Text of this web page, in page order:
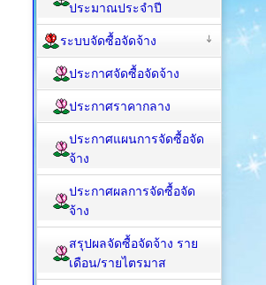
ประมาณประจำปี
ระบบจัดซื้อจัดจ้าง
ประกาศจัดซื้อจัดจ้าง
ประกาศราคากลาง
ประกาศแผนการจัดซื้อจัด
จ้าง
ประกาศผลการจัดซื้อจัด
จ้าง
สรุปผลจัดซื้อจัดจ้าง ราย
เดือน/รายไตรมาส